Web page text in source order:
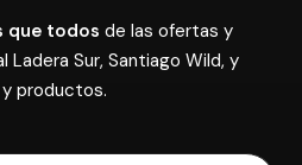
que todos de las ofertas y
Sur, Santiago Wild, y
productos.